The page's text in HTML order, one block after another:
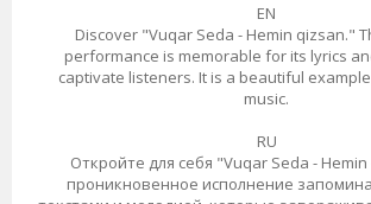
EN
Discover "Vuqar Seda - Hemin qizsan."
performance is memorable for its lyrics
captivate listeners. It is a beautiful
music.
RU
Откройте для себя "Vuqar Seda -
проникновенное исполнение